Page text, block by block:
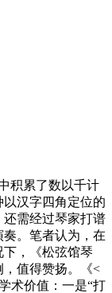
积累了数以千计
汉字四角定位的
需经过琴家打谱
。笔者认为，在
，《松弦馆琴
值得赞扬。《<
术价值：一是“打